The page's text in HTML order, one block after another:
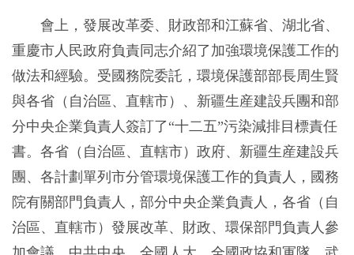
會上，發展改革委、財政部和江蘇省、湖北省、
重慶市人民政府負責同志介紹了加強環境保護工作的
做法和經驗。受國務院委託，環境保護部部長周生賢
與各省（自治區、直轄市）、新疆生産建設兵團和部
分中央企業負責人簽訂了“十二五”污染減排目標責任
書。各省（自治區、直轄市）政府、新疆生産建設兵
團、各計劃單列市分管環境保護工作的負責人，國務
院有關部門負責人，部分中央企業負責人，各省（自
治區、直轄市）發展改革、財政、環保部門負責人參